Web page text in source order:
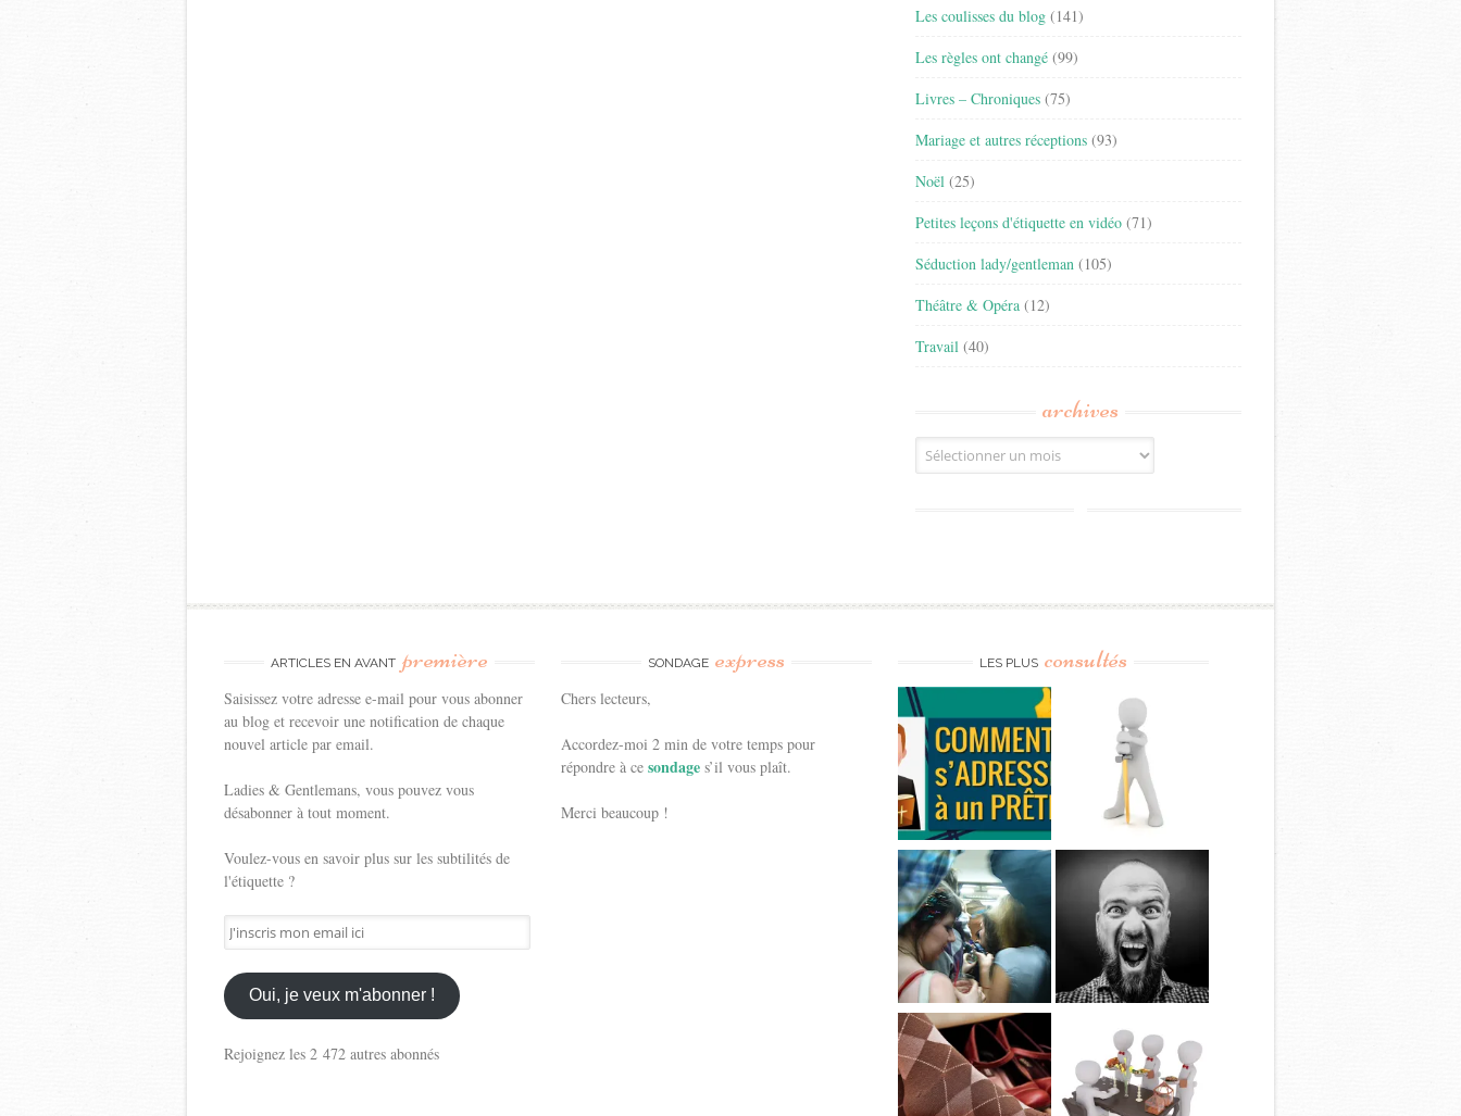
Les coulisses du blog (141)
Les règles ont changé (99)
Livres – Chroniques (75)
Mariage et autres réceptions (93)
Noël (25)
Petites leçons d'étiquette en vidéo (71)
Séduction lady/gentleman (105)
Théâtre & Opéra (12)
Travail (40)
archives
Archives
ARTICLES EN AVANT première
Saisissez votre adresse e-mail pour vous abonner
au blog et recevoir une notification de chaque
nouvel article par email.
Ladies & Gentlemans, vous pouvez vous
désabonner à tout moment.
Voulez-vous en savoir plus sur les subtilités de
l'étiquette ?
J'inscris
mon
email
ici
Oui, je veux m'abonner !
Rejoignez les 2 472 autres abonnés
SONDAGE express
Chers lecteurs,
Accordez-moi 2 min de votre temps pour
répondre à cesondages’il vous plaît.
Merci beaucoup !
LES PLUS consultés